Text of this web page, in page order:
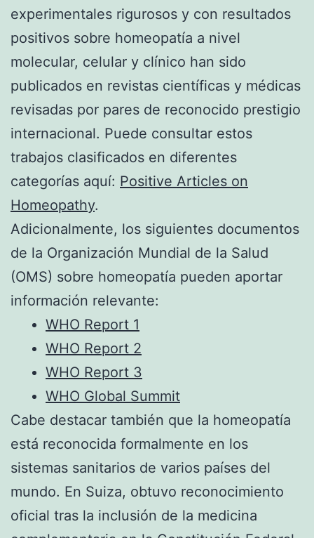
experimentales rigurosos y con resultados
positivos sobre homeopatía a nivel
molecular, celular y clínico han sido
publicados en revistas científicas y médicas
revisadas por pares de reconocido prestigio
internacional. Puede consultar estos
trabajos clasificados en diferentes
categorías aquí: Positive Articles on
Homeopathy.
Adicionalmente, los siguientes documentos
de la Organización Mundial de la Salud
(OMS) sobre homeopatía pueden aportar
información relevante:
WHO Report 1
WHO Report 2
WHO Report 3
WHO Global Summit
Cabe destacar también que la homeopatía
está reconocida formalmente en los
sistemas sanitarios de varios países del
mundo. En Suiza, obtuvo reconocimiento
oficial tras la inclusión de la medicina